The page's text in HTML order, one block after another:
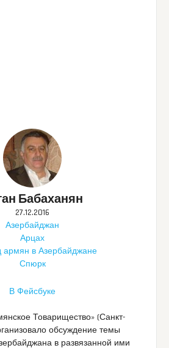
Бабаханян
27.12.2016
Азербайджан
Арцах
армян в Азербайджане
Спюрк
В Фейсбуке
Товарищество» (Санкт-
обсуждение темы
в развязанной ими